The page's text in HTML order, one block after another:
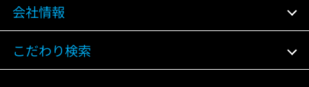
会社情報
こだわり検索